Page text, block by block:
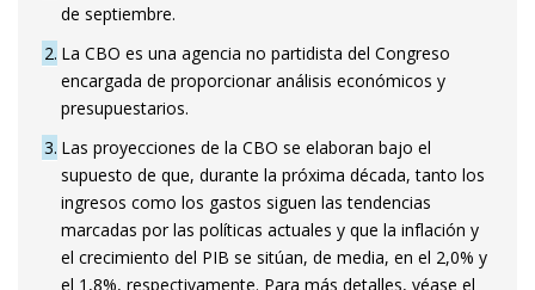
de septiembre.
2 La CBO es una agencia no partidista del Congreso
encargada de proporcionar análisis económicos y
presupuestarios.
3 Las proyecciones de la CBO se elaboran bajo el
supuesto de que, durante la próxima década, tanto los
ingresos como los gastos siguen las tendencias
marcadas por las políticas actuales y que la inflación y
el crecimiento del PIB se sitúan, de media, en el 2,0% y
el 1,8%, respectivamente. Para más detalles, véase el